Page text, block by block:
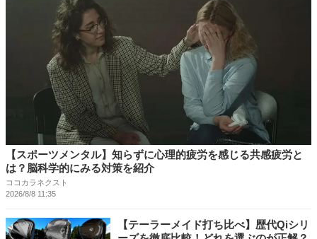
【スポーツメンタル】知らずに心理的疲労を感じる共感疲労と
は？脳科学的にみる対策を紹介
ココカラネクスト
2026/8/8 11:35
【テーラーメイド打ち比べ】歴代Qiシリ